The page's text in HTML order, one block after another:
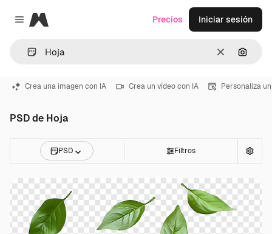
Close menu
Magnific
Borrar
Precios Iniciar sesión
Crea una imagen con IA Crea un vídeo con IA Personaliza
PSD de Hoja
PSD Filtros